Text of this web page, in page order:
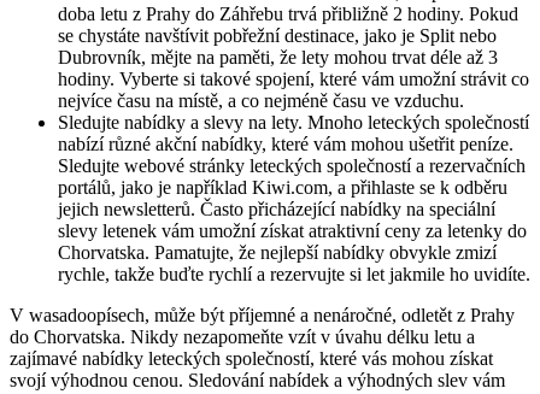
doba letu z Prahy do Záhřebu trvá přibližně 2 hodiny. Pokud
se chystáte navštívit pobřežní destinace, jako je Split nebo
Dubrovník, mějte na paměti, že lety mohou trvat déle až 3
hodiny. Vyberte si takové spojení, které vám umožní strávit co
nejvíce času na místě, a co nejméně času ve vzduchu.
Sledujte nabídky a slevy na lety. Mnoho leteckých společností
nabízí různé akční nabídky, které vám mohou ušetřit peníze.
Sledujte webové stránky leteckých společností a rezervačních
portálů, jako je například Kiwi.com, a přihlaste se k odběru
jejich newsletterů. Často přicházející nabídky na speciální
slevy letenek vám umožní získat atraktivní ceny za letenky do
Chorvatska. Pamatujte, že nejlepší nabídky obvykle zmizí
rychle, takže buďte rychlí a rezervujte si let jakmile ho uvidíte.
V wasadoopísech, může být příjemné a nenáročné, odletět z Prahy
do Chorvatska. Nikdy nezapomeňte vzít v úvahu délku letu a
zajímavé nabídky leteckých společností, které vás mohou získat
svojí výhodnou cenou. Sledování nabídek a výhodných slev vám